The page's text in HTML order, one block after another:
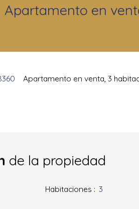
Apartamento en
Apartamento en venta, 3
de la propiedad
Habitaciones : 3